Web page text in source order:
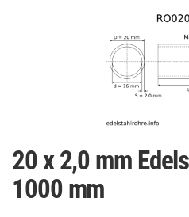
20 x 2,0 mm
1000 mm